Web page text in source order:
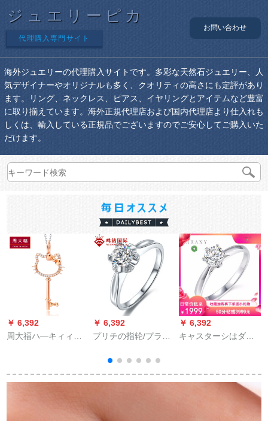
ジュエリーピカ
代理購入専門サイト
お問い合わせ
海外ジュエリーの代理購入サイトです。多彩な天然石ジュエリー、人
気デザイナーやオリジナルも多く、クオリティの高さにも定評があり
ます。リング、ネックレス、ピアス、イヤリングとアイテムなど豊富
に取り揃えています。海外正規代理店および国内代理店より仕入れも
しくは、輸入している正規品でございますのでご安心してご購入いた
だけます。
￥ 6,392
周大福ハ—キィィテ
キキー18 Kゴア·ルド
￥ 6,392
プリチの指轮/プラチ
ーリングの指轮11号
を指轮にします。
￥ 6,392
キャスターシはダヤ
金cvd経典の6つの爪
の指轮を育成して30
分50分の1カラットの